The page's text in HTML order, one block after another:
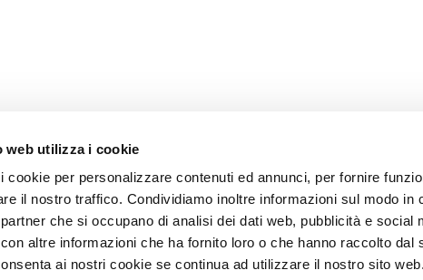
web utilizza i cookie
cookie per personalizzare contenuti ed annunci, per fornire
il nostro traffico. Condividiamo inoltre informazioni sul modo in
che si occupano di analisi dei dati web, pubblicità e social
altre informazioni che ha fornito loro o che hanno raccolto dal
ai nostri cookie se continua ad utilizzare il nostro sito web.